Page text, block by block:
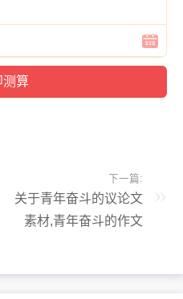
下一篇:
关于青年奋斗的议论文
素材,青年奋斗的作文